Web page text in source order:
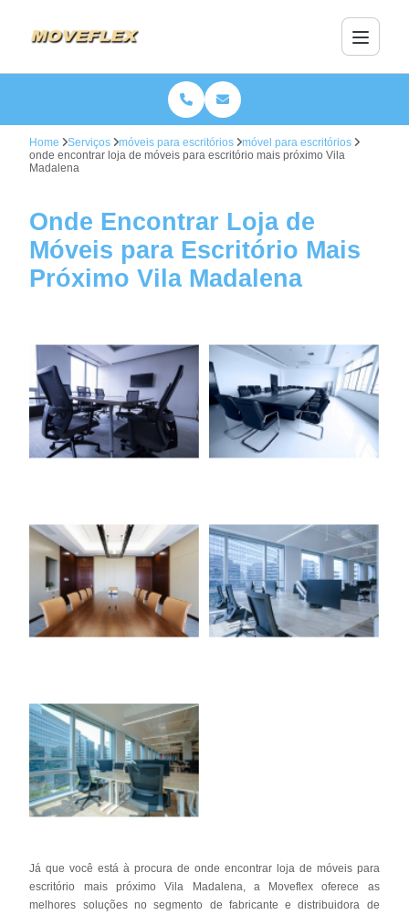
Home Serviços móveis para escritórios
móvel para escritórios
onde encontrar loja de móveis para escritório mais próximo Vila
Madalena
Onde Encontrar Loja de
Móveis para Escritório Mais
Próximo Vila Madalena
Já que você está à procura de onde encontrar loja de móveis para
escritório mais próximo Vila Madalena, a Moveflex oferece as
melhores soluções no segmento de fabricante e distribuidora de